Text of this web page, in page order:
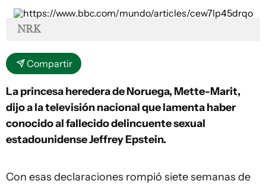
NRK
Compartir
La princesa heredera de Noruega, Mette-Marit,
dijo a la televisión nacional que lamenta haber
conocido al fallecido delincuente sexual
estadounidense Jeffrey Epstein.
Con esas declaraciones rompió siete semanas de